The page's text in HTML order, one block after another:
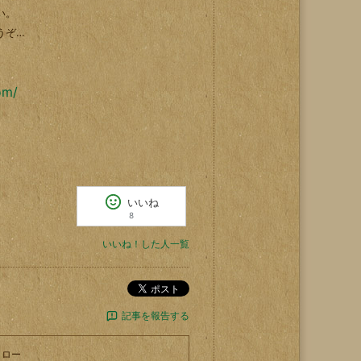
ぞ…
いいね
8
いいね！した人一覧
ポスト
記事を報告する
ー